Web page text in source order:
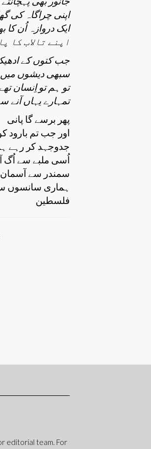
اپنی چراگاہ کی
ایک دروازہ اُن کا
اپنے تالاب کا
جب کتوں کے
سبھی دیشوں میں
تو ہم تو اِنسان
تمہارے یہاں آنے
پھر برسے گا پانی
اور جب تم بارود
جدوجہد کر رہے
اُسی ملبے سے اُگ
سمندر سے
ہماری سانسوں
فلسطین
editorial team. For